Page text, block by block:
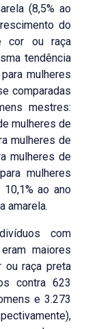
(8,5% ao
do
cor ou raça
tendência
mulheres
comparadas
mestres:
mulheres de
mulheres de
mulheres de
mulheres
ao ano
amarela.
com
maiores
ou raça preta
contra 623
e 3.273